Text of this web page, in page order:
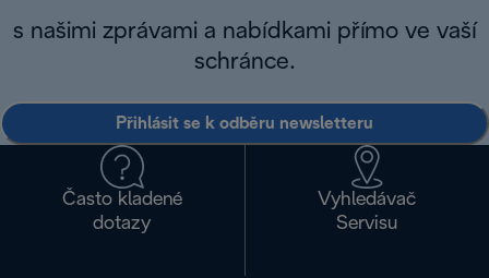
s našimi zprávami a nabídkami přímo ve vaší
schránce.
Přihlásit se k odběru newsletteru
Často kladené
dotazy
Vyhledávač
Servisu